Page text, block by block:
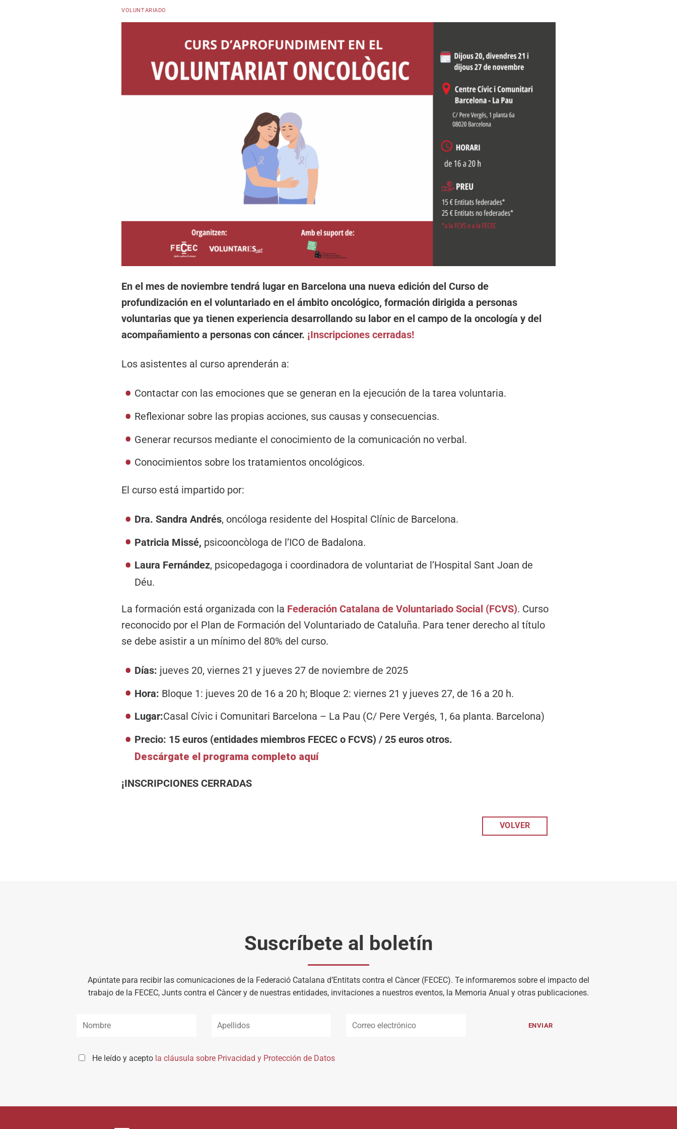
VOLUNTARIADO
En el mes de noviembre tendrá lugar en Barcelona una nueva edición del Curso de
profundización en el voluntariado en el ámbito oncológico, formación dirigida a personas
voluntarias que ya tienen experiencia desarrollando su labor en el campo de la oncología y del
acompañamiento a personas con cáncer. ¡Inscripciones cerradas!
Los asistentes al curso aprenderán a:
Contactar con las emociones que se generan en la ejecución de la tarea voluntaria.
Reflexionar sobre las propias acciones, sus causas y consecuencias.
Generar recursos mediante el conocimiento de la comunicación no verbal.
Conocimientos sobre los tratamientos oncológicos.
El curso está impartido por:
Dra. Sandra Andrés, oncóloga residente del Hospital Clínic de Barcelona.
Patricia Missé, psicooncòloga de l’ICO de Badalona.
Laura Fernández, psicopedagoga i coordinadora de voluntariat de l’Hospital Sant Joan de
Déu.
La formación está organizada con la Federación Catalana de Voluntariado Social (FCVS). Curso
reconocido por el Plan de Formación del Voluntariado de Cataluña. Para tener derecho al título
se debe asistir a un mínimo del 80% del curso.
Días: jueves 20, viernes 21 y jueves 27 de noviembre de 2025
Hora: Bloque 1: jueves 20 de 16 a 20 h; Bloque 2: viernes 21 y jueves 27, de 16 a 20 h.
Lugar:Casal Cívic i Comunitari Barcelona – La Pau (C/ Pere Vergés, 1, 6a planta. Barcelona)
Precio: 15 euros (entidades miembros FECEC o FCVS) / 25 euros otros.
Descárgate el programa completo aquí
¡INSCRIPCIONES CERRADAS
VOLVER
Suscríbete al boletín
Apúntate para recibir las comunicaciones de la Federació Catalana d’Entitats contra el Càncer (FECEC). Te informaremos sobre el impacto del
trabajo de la FECEC, Junts contra el Càncer y de nuestras entidades, invitaciones a nuestros eventos, la Memoria Anual y otras publicaciones.
He leído y acepto la cláusula sobre Privacidad y Protección de Datos